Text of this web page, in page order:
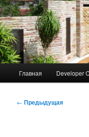
Перейти
к
основному
содержимому
Жизнь.
Главная Developer
Навигация
← Предыдущая